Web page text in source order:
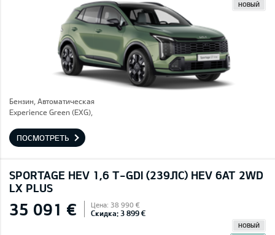
НОВЫЙ
Бензин, Автоматическая
Experience Green (EXG),
ПОСМОТРЕТЬ
SPORTAGE HEV 1,6 T-GDI (239ЛС) HEV 6AT 2WD
LX PLUS
35 091 € Цена: 38 990 €
Скидка: 3 899 €
НОВЫЙ